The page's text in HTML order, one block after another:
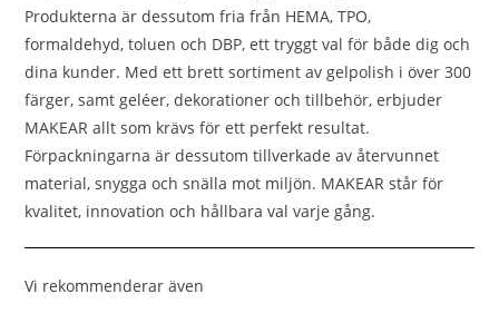
Produkterna är dessutom fria från HEMA, TPO,
formaldehyd, toluen och DBP, ett tryggt val för både dig och
dina kunder. Med ett brett sortiment av gelpolish i över 300
färger, samt geléer, dekorationer och tillbehör, erbjuder
MAKEAR allt som krävs för ett perfekt resultat.
Förpackningarna är dessutom tillverkade av återvunnet
material, snygga och snälla mot miljön. MAKEAR står för
kvalitet, innovation och hållbara val varje gång.
Vi rekommenderar även